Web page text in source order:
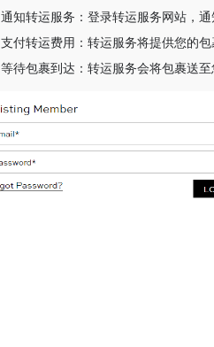
通知转运服务：登录转运服务网站，通
支付转运费用：转运服务将提供您的
等待包裹到达：转运服务会将包裹送至